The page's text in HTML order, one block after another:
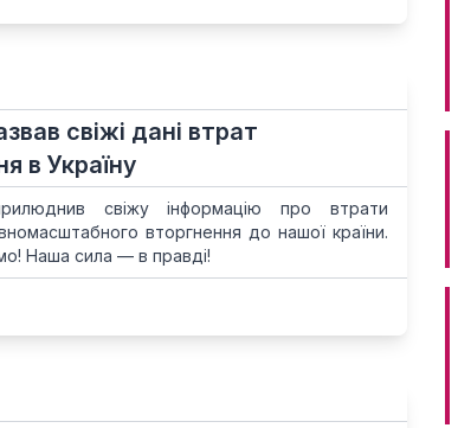
свіжі дані втрат
в Україну
свіжу інформацію про втрати
вторгнення до нашої країни.
Наша сила — в правді!